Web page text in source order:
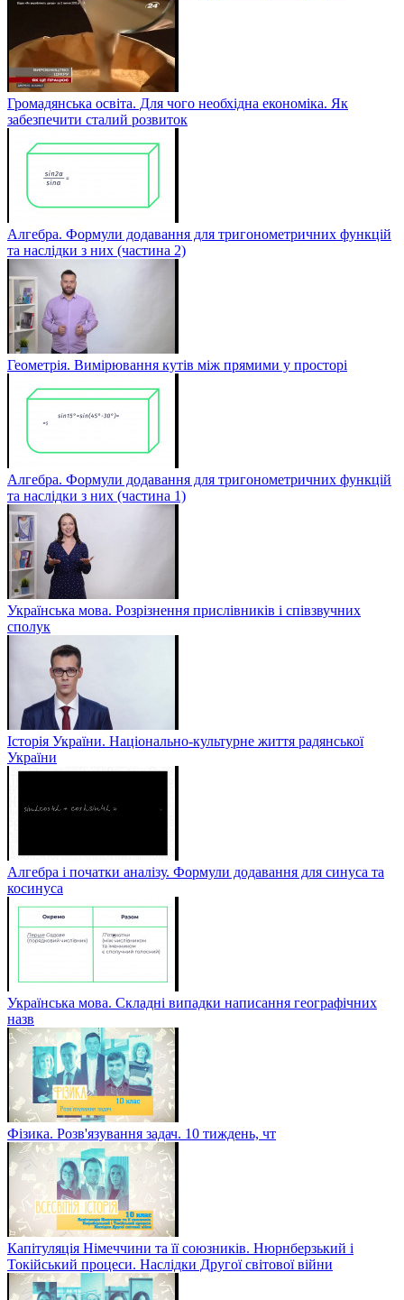
Громадянська освіта. Для чого необхідна економіка. Як
забезпечити сталий розвиток
Алгебра. Формули додавання для тригонометричних функцій
та наслідки з них (частина 2)
Геометрія. Вимірювання кутів між прямими у просторі
Алгебра. Формули додавання для тригонометричних функцій
та наслідки з них (частина 1)
Українська мова. Розрізнення прислівників і співзвучних
сполук
Історія України. Національно-культурне життя радянської
України
Алгебра і початки аналізу. Формули додавання для синуса та
косинуса
Українська мова. Складні випадки написання географічних
назв
Фізика. Розв'язування задач. 10 тиждень, чт
Капітуляція Німеччини та її союзників. Нюрнберзький і
Токійський процеси. Наслідки Другої світової війни